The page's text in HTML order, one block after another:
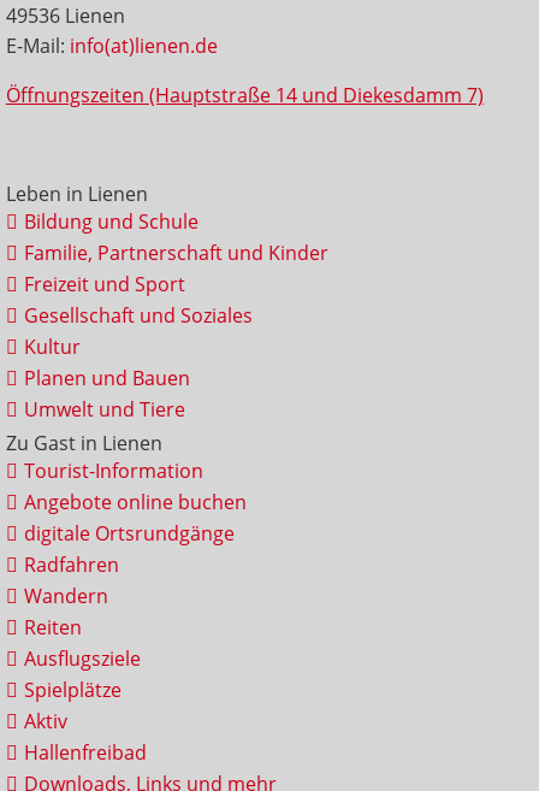
49536 Lienen
E-Mail: info(at)lienen.de
Öffnungszeiten (Hauptstraße 14 und Diekesdamm 7)
Leben in Lienen
Bildung und Schule
Familie, Partnerschaft und Kinder
Freizeit und Sport
Gesellschaft und Soziales
Kultur
Planen und Bauen
Umwelt und Tiere
Zu Gast in Lienen
Tourist-Information
Angebote online buchen
digitale Ortsrundgänge
Radfahren
Wandern
Reiten
Ausflugsziele
Spielplätze
Aktiv
Hallenfreibad
Downloads, Links und mehr